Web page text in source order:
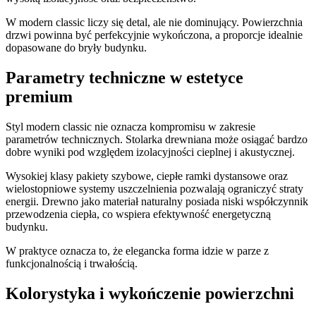
W modern classic liczy się detal, ale nie dominujący. Powierzchnia
drzwi powinna być perfekcyjnie wykończona, a proporcje idealnie
dopasowane do bryły budynku.
Parametry techniczne w estetyce
premium
Styl modern classic nie oznacza kompromisu w zakresie
parametrów technicznych. Stolarka drewniana może osiągać bardzo
dobre wyniki pod względem izolacyjności cieplnej i akustycznej.
Wysokiej klasy pakiety szybowe, ciepłe ramki dystansowe oraz
wielostopniowe systemy uszczelnienia pozwalają ograniczyć straty
energii. Drewno jako materiał naturalny posiada niski współczynnik
przewodzenia ciepła, co wspiera efektywność energetyczną
budynku.
W praktyce oznacza to, że elegancka forma idzie w parze z
funkcjonalnością i trwałością.
Kolorystyka i wykończenie powierzchni